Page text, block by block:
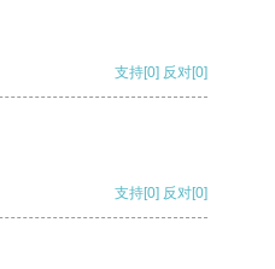
支持[0] 反对[0]
支持[0] 反对[0]